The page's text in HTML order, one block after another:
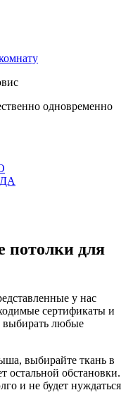
одновременно
потолки для
у нас
сертификаты и
выбирать любые
выбирайте ткань в
остальной обстановки.
и не будет нуждаться